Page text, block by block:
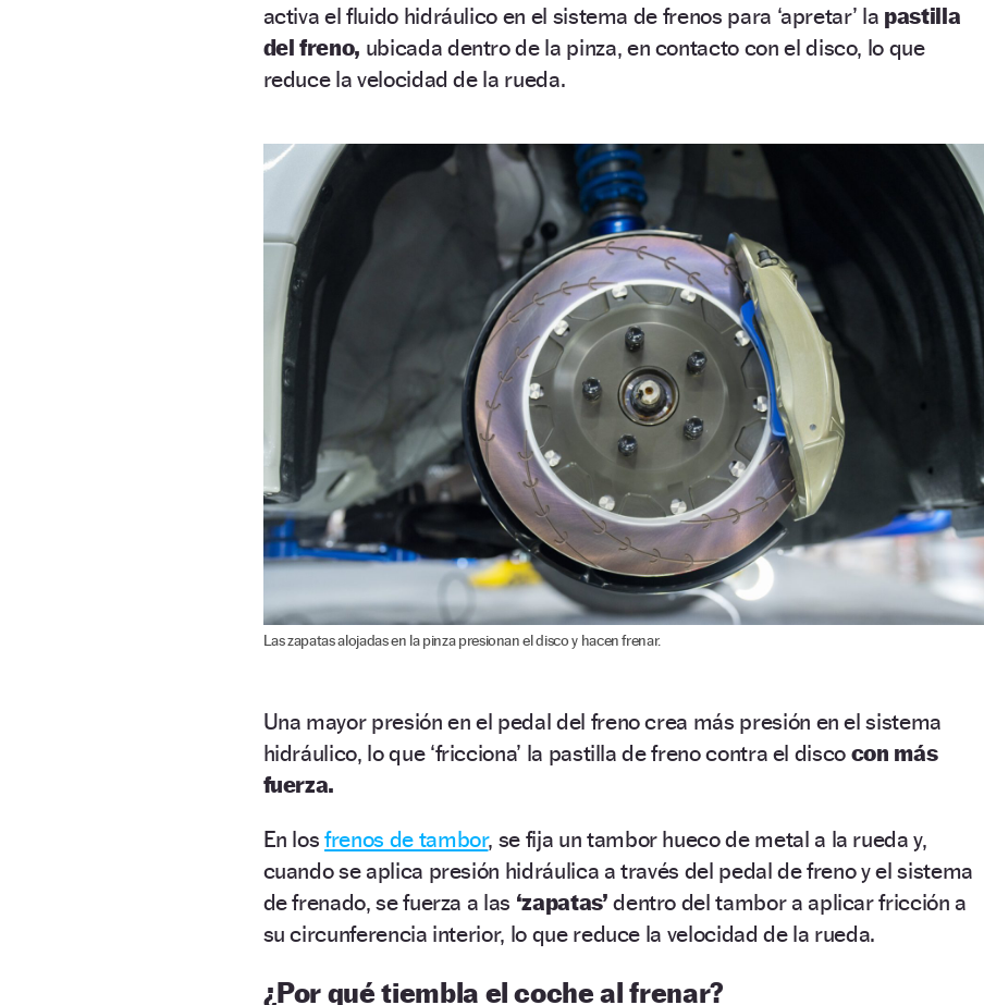
activa el fluido hidráulico en el sistema de frenos para ‘apretar’ la pastilla
del freno, ubicada dentro de la pinza, en contacto con el disco, lo que
reduce la velocidad de la rueda.
Las zapatas alojadas en la pinza presionan el disco y hacen frenar.
Una mayor presión en el pedal del freno crea más presión en el sistema
hidráulico, lo que ‘fricciona’ la pastilla de freno contra el disco con más
fuerza.
En losfrenos de tambor, se fija un tambor hueco de metal a la rueda y,
cuando se aplica presión hidráulica a través del pedal de freno y el sistema
de frenado, se fuerza a las ‘zapatas’ dentro del tambor a aplicar fricción a
su circunferencia interior, lo que reduce la velocidad de la rueda.
¿Por qué tiembla el coche al frenar?